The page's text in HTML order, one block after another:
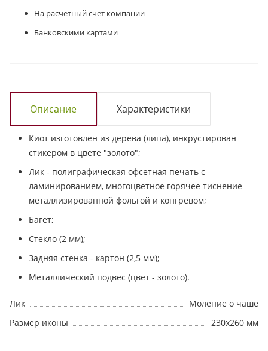
На расчетный счет компании
Банковскими картами
Описание Характеристики
Киот изготовлен из дерева (липа), инкрустирован
стикером в цвете "золото";
Лик - полиграфическая офсетная печать с
ламинированием, многоцветное горячее тиснение
металлизированной фольгой и конгревом;
Багет;
Стекло (2 мм);
Задняя стенка - картон (2,5 мм);
Металлический подвес (цвет - золото).
Лик
Моление о чаше
Размер иконы
230х260 мм